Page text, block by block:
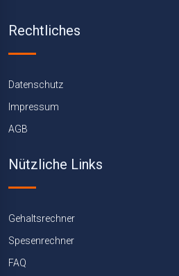
Rechtliches
Datenschutz
Impressum
AGB
Nützliche Links
Gehaltsrechner
Spesenrechner
FAQ